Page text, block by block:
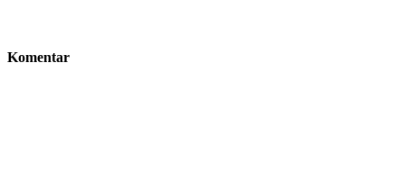
Komentar